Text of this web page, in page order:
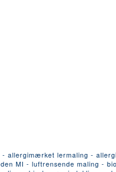
lermaling -
MI - luftrensende maling -